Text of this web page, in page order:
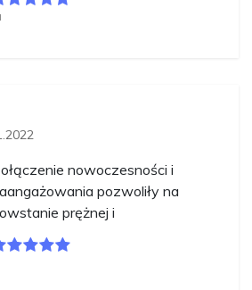
nowoczesności i
pozwoliły na
prężnej i